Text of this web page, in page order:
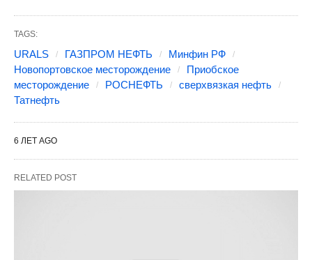
TAGS:
URALS ГАЗПРОМ НЕФТЬ
Минфин РФ
Новопортовское месторождение
Приобское
месторождение
РОСНЕФТЬ
сверхвязкая нефть
Татнефть
6 ЛЕТ AGO
RELATED POST